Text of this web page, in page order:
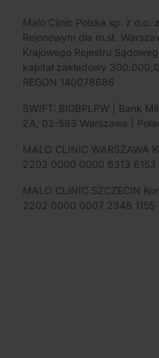
Malo Clinic Polska sp. z o.o.
Rejonowym dla m.st.
Krajowego Rejestru
kapitał zakładowy
REGON 140078686
SWIFT: BIGBPLPW | Bank
2A, 02-593 Warszawa |
MALO CLINIC WARSZAWA
2202 0000 0000 6313 6153
MALO CLINIC SZCZECIN
2202 0000 0007 2348 1155